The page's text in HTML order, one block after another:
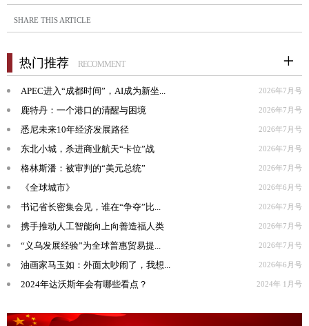
SHARE THIS ARTICLE
热门推荐 RECOMMENT
APEC进入“成都时间”，AI成为新坐... 2026年7月号
鹿特丹：一个港口的清醒与困境 2026年7月号
悉尼未来10年经济发展路径 2026年7月号
东北小城，杀进商业航天“卡位”战 2026年7月号
格林斯潘：被审判的“美元总统” 2026年7月号
《全球城市》 2026年6月号
书记省长密集会见，谁在“争夺”比... 2026年7月号
携手推动人工智能向上向善造福人类 2026年7月号
“义乌发展经验”为全球普惠贸易提... 2026年7月号
油画家马玉如：外面太吵闹了，我想... 2026年6月号
2024年达沃斯年会有哪些看点？ 2024年 1月号